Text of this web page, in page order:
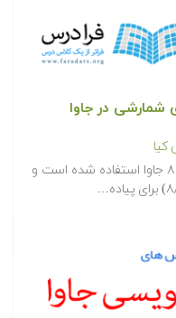
شمارشی در جاوا
در این مجموعه آموزشی، از نسخه ۸ جاوا استفاده شده است و